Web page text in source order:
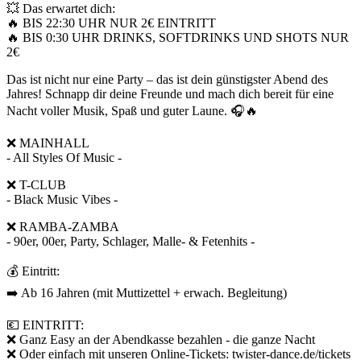
💥 Das erwartet dich:
🔥 BIS 22:30 UHR NUR 2€ EINTRITT
🔥 BIS 0:30 UHR DRINKS, SOFTDRINKS UND SHOTS NUR
2€
Das ist nicht nur eine Party – das ist dein günstigster Abend des
Jahres! Schnapp dir deine Freunde und mach dich bereit für eine
Nacht voller Musik, Spaß und guter Laune. 🎧🔥
❌ MAINHALL
- All Styles Of Music -
❌ T-CLUB
- Black Music Vibes -
❌ RAMBA-ZAMBA
- 90er, 00er, Party, Schlager, Malle- & Fetenhits -
💰 Eintritt:
➡️ Ab 16 Jahren (mit Muttizettel + erwach. Begleitung)
💶 EINTRITT:
❌ Ganz Easy an der Abendkasse bezahlen - die ganze Nacht
❌ Oder einfach mit unseren Online-Tickets: twister-dance.de/tickets